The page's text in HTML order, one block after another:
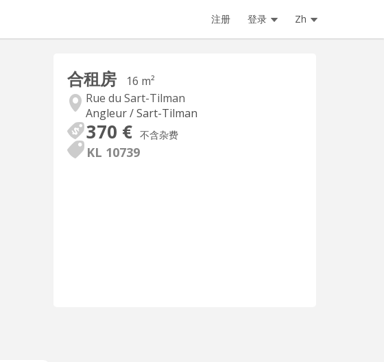
注册 登录 Zh
合租房
16 m²
Rue du Sart-Tilman
Angleur / Sart-Tilman
370 € 不含杂费
KL 10739